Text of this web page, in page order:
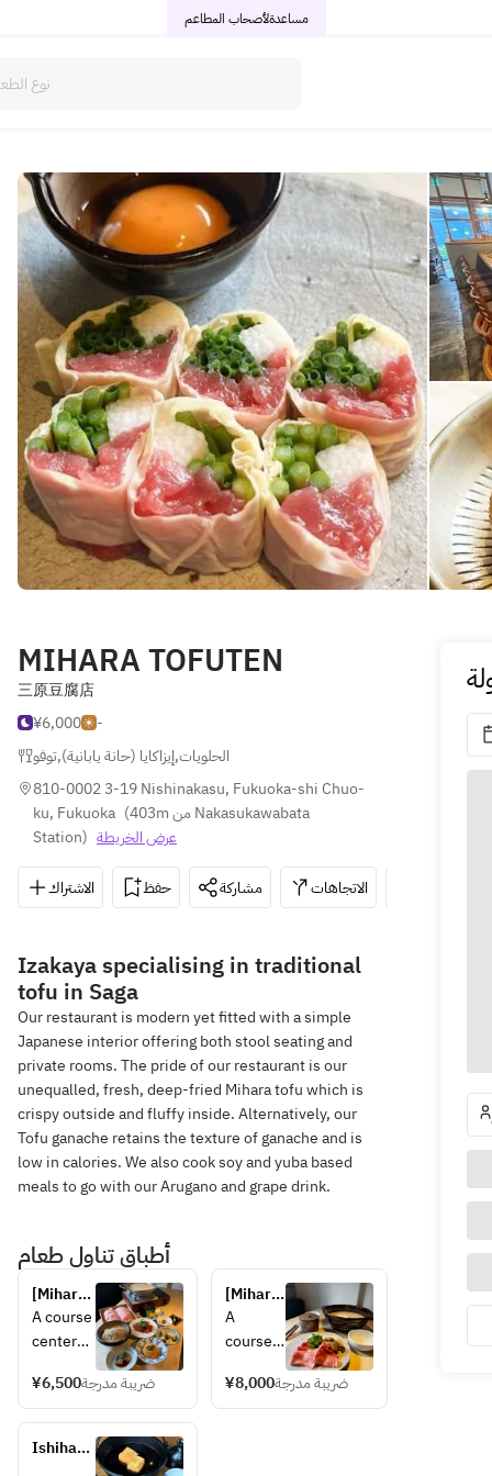
لأصحاب المطاعممساعدة
MIHARA TOFUTEN
三原豆腐店
¥6,000
-
توفو,إيزاكايا (حانة يابانية),الحلويات
810-0002 3-19 Nishinakasu, Fukuoka-shi Chuo-
ku, Fukuoka (403m من Nakasukawabata
Station) عرض الخريطة
الاشتراك حفظ مشاركة الاتجاهات
Izakaya specialising in traditional
tofu in Saga
Our restaurant is modern yet fitted with a simple
Japanese interior offering both stool seating and
private rooms. The pride of our restaurant is our
unequalled, fresh, deep-fried Mihara tofu which is
crispy outside and fluffy inside. Alternatively, our
Tofu ganache retains the texture of ganache and is
low in calories. We also cook soy and yuba based
meals to go with our Arugano and grape drink.
أطباق تناول طعام
[Mihara
Tofu
Shop]
Pork
Soy Milk
Hot Pot
Course
A course
centered
Mihara
Tofu
Shop's
¥6,500ضريبة مدرجة
[Mihara
Tofu
Shop]
beef
and soy
A
course
d
around
¥8,000ضريبة مدرجة
Ishihara